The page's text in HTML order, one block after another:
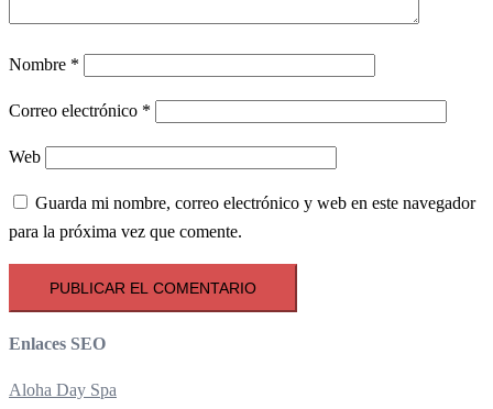
Nombre *
Correo electrónico *
Web
Guarda mi nombre, correo electrónico y web en este navegador
para la próxima vez que comente.
Enlaces SEO
Aloha Day Spa